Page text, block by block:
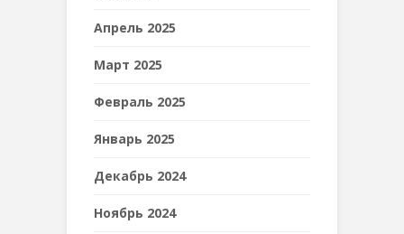
Апрель 2025
Март 2025
Февраль 2025
Январь 2025
Декабрь 2024
Ноябрь 2024